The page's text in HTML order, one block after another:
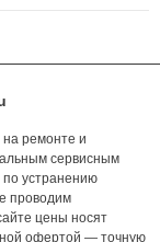
ремонте и
сервисным
по устранению
проводим
цены носят
офертой — точную